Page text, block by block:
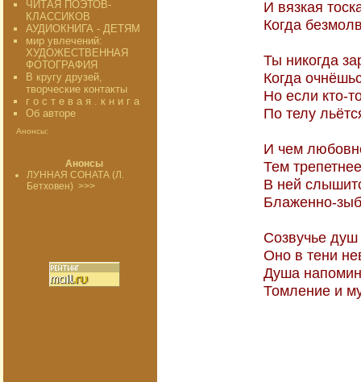
ЧИТАЯ ПОЭТОВ-
КЛАССИКОВ
АУДИОКНИГА - ДЕТЯМ
мир увлечений:
ХУДОЖЕСТВЕННАЯ
ФОТОГРАФИЯ
В кругу друзей,
творческие контакты
г о с т е в а я . к н и г а
Об авторе
Анонсы:
Анонсы
ЛУННАЯ СОНАТА (Л.
Бетховен) >>>
И вязкая
Когда
Ты никогда
Когда
Но если кто-
По телу
И чем
Тем
В ней
Блаженно-
Созвучье
Оно в тени
Душа
Томление и